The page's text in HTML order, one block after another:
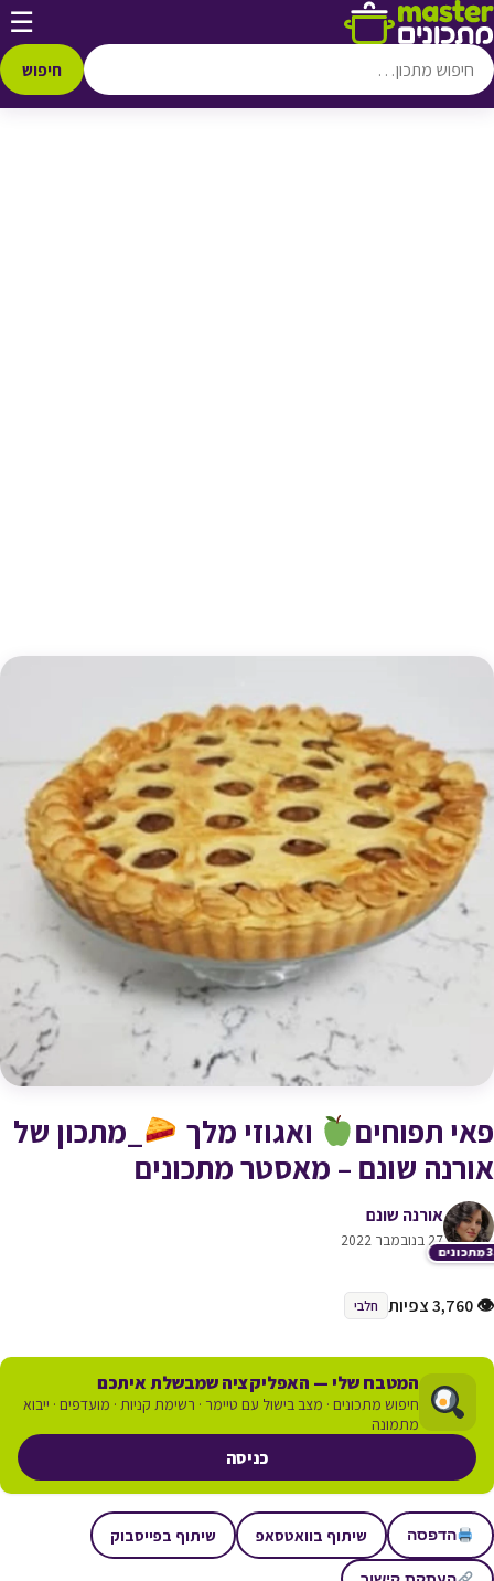
דלג לתוכן ☰
חיפוש
פאי תפוחים ואגוזי מלך
_מתכון של
אורנה שונם – מאסטר מתכונים
אורנה שונם
27 בנובמבר 2022
♥ הוספה
👁 3,760 צפיות חלבי
המטבח שלי — האפליקציה שמבשלת איתכם
חיפוש מתכונים · מצב בישול עם טיימר · רשימת קניות · מועדפים · ייבוא
מתמונה
כניסה
הדפסה שיתוף בוואטסאפ שיתוף בפייסבוק